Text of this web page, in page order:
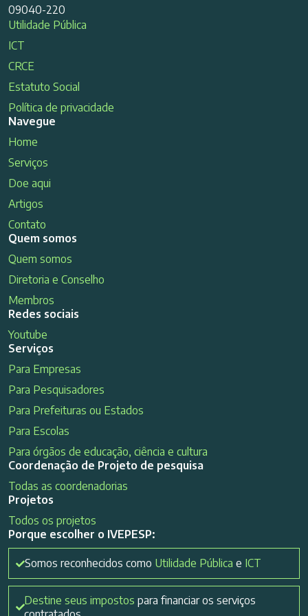
09040-220
Utilidade Pública
ICT
CRCE
Estatuto Social
Política de privacidade
Navegue
Home
Serviços
Doe aqui
Artigos
Contato
Quem somos
Quem somos
Diretoria e Conselho
Membros
Redes sociais
Youtube
Serviços
Para Empresas
Para Pesquisadores
Para Prefeituras ou Estados
Para Escolas
Para órgãos de educação, ciência e cultura
Coordenação de Projeto de pesquisa
Todas as coordenadorias
Projetos
Todos os projetos
Porque escolher o IVEPESP:
Somos reconhecidos como Utilidade Pública e ICT
Destine seus impostos para financiar os serviços